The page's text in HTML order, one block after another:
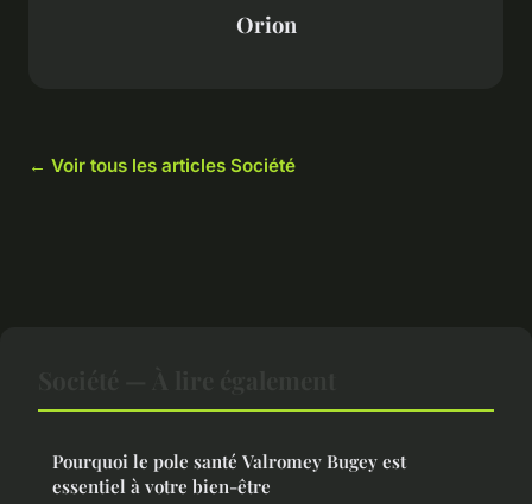
Orion
← Voir tous les articles Société
Pourquoi le pole santé Valromey Bugey est
essentiel à votre bien-être